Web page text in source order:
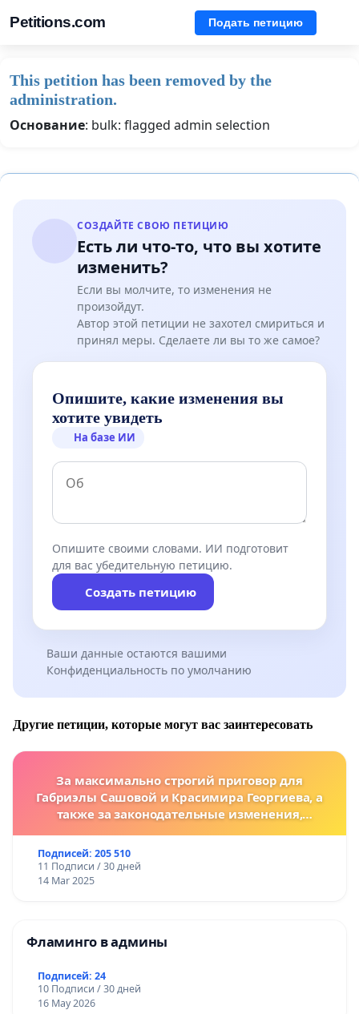
Petitions.com Подать петицию
This petition has been removed by the
administration.
Основание: bulk: flagged admin selection
СОЗДАЙТЕ СВОЮ ПЕТИЦИЮ
Есть ли что-то, что вы хотите
изменить?
Если вы молчите, то изменения не
произойдут.
Автор этой петиции не захотел смириться и
принял меры. Сделаете ли вы то же самое?
Опишите, какие изменения вы
хотите увидеть
На базе ИИ
Опишите своими словами. ИИ подготовит
для вас убедительную петицию.
Создать петицию
Ваши данные остаются вашими
Конфиденциальность по умолчанию
Другие петиции, которые могут вас заинтересовать
За максимально строгий приговор для
Габриэлы Сашовой и Красимира Георгиева, а
также за законодательные изменения,
за преступления против животных!
Подписей: 205 510
11 Подписи / 30 дней
14 Mar 2025
Фламинго в админы
Подписей: 24
10 Подписи / 30 дней
16 May 2026